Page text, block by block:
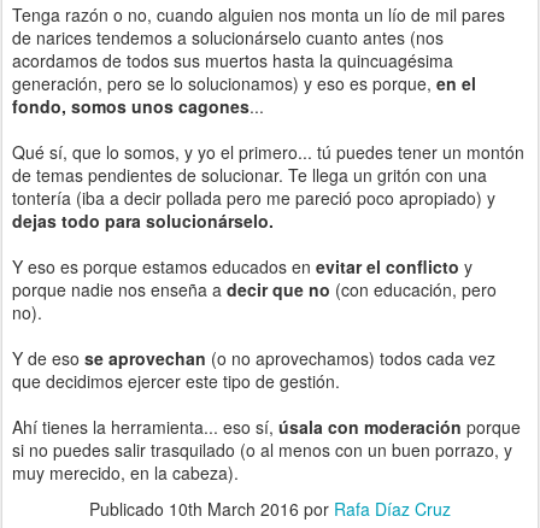
Tenga razón o no, cuando alguien nos monta un lío de mil pares
de narices tendemos a solucionárselo cuanto antes (nos
acordamos de todos sus muertos hasta la quincuagésima
generación, pero se lo solucionamos) y eso es porque, en el
fondo, somos unos cagones...
Qué sí, que lo somos, y yo el primero... tú puedes tener un montón
de temas pendientes de solucionar. Te llega un gritón con una
tontería (iba a decir pollada pero me pareció poco apropiado) y
dejas todo para solucionárselo.
Y eso es porque estamos educados en evitar el conflicto y
porque nadie nos enseña a decir que no (con educación, pero
no).
Y de eso se aprovechan (o no aprovechamos) todos cada vez
que decidimos ejercer este tipo de gestión.
Ahí tienes la herramienta... eso sí, úsala con moderación porque
si no puedes salir trasquilado (o al menos con un buen porrazo, y
muy merecido, en la cabeza).
Publicado 10th March 2016 por Rafa Díaz Cruz